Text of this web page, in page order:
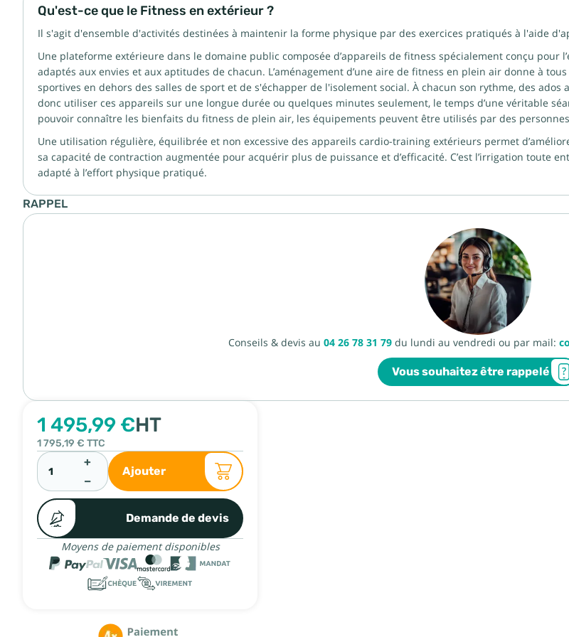
1 495,99 €HT
1 795,19 € TTC
+
−
Ajouter
Demande de devis
Moyens de paiement disponibles
Qu'est-ce que le Fitness en extérieur ?
Il s'agit d'ensemble d'activités destinées à maintenir la forme physique par des exercices pratiqués à l'aide
Une plateforme extérieure dans le domaine public composée d’appareils de fitness spécialement conçu pour
adaptés aux envies et aux aptitudes de chacun. L’aménagement d’une aire de fitness en plein air donne à
sportives en dehors des salles de sport et de s'échapper de l'isolement social. À chacun son rythme, des
donc utiliser ces appareils sur une longue durée ou quelques minutes seulement, le temps d’une véritable
pouvoir connaître les bienfaits du fitness de plein air, les équipements peuvent être utilisés par des
Une utilisation régulière, équilibrée et non excessive des appareils cardio-training extérieurs permet
sa capacité de contraction augmentée pour acquérir plus de puissance et d’efficacité. C’est l’irrigation toute
adapté à l’effort physique pratiqué.
RAPPEL
Conseils & devis au 04 26 78 31 79du lundi au vendredi ou par mail:
Vous souhaitez être rappelé